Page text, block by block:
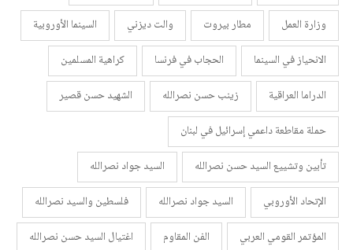
وزارة العمل
مطار بيروت والت ديزني
السينما الأوروبية
الانحياز في السينما
الحجاب في فرنسا
كراهية المسلمين
الدراما العراقية
زينب حسن نصرالله
الشهيد حسن قصير
حملة مقاطعة داعمي إسرائيل في لبنان
تأبين وتشييع السيد حسن نصرالله
السيد جواد نصرالله
الإتحاد الأوروبي
السيد جواد نصرالله
فلسطين والسيد نصرالله
المؤتمر القومي العربي
الفن المقاوم
اغتيال السيد حسن نصرالله